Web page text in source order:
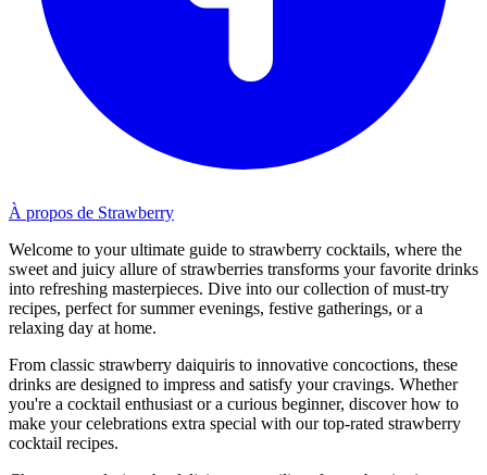
À propos de Strawberry
Welcome to your ultimate guide to strawberry cocktails, where the
sweet and juicy allure of strawberries transforms your favorite drinks
into refreshing masterpieces. Dive into our collection of must-try
recipes, perfect for summer evenings, festive gatherings, or a
relaxing day at home.
From classic strawberry daiquiris to innovative concoctions, these
drinks are designed to impress and satisfy your cravings. Whether
you're a cocktail enthusiast or a curious beginner, discover how to
make your celebrations extra special with our top-rated strawberry
cocktail recipes.